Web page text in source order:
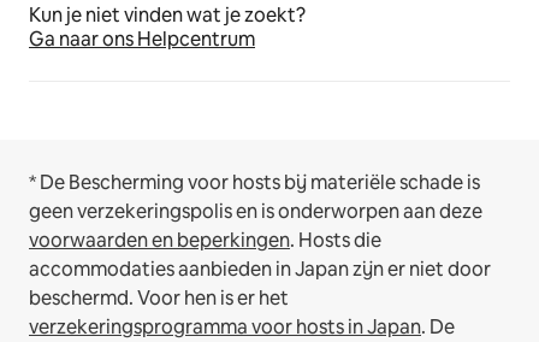
Kun je niet vinden wat je zoekt?
Ga naar ons Helpcentrum
* De Bescherming voor hosts bij materiële schade is
geen verzekeringspolis en is onderworpen aan deze
voorwaarden en beperkingen. Hosts die
accommodaties aanbieden in Japan zijn er niet door
beschermd. Voor hen is er het
verzekeringsprogramma voor hosts in Japan. De